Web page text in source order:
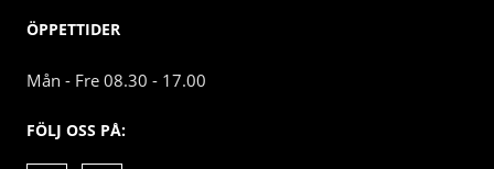
ÖPPETTIDER
Mån - Fre 08.30 - 17.00
FÖLJ OSS PÅ: